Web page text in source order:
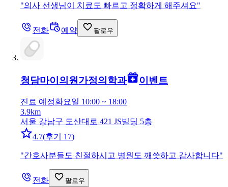
"의사 선생님이 치료도 빠르고 정확하게 해주셔요"
전화 예약 팔로우
청담마이의원가정의학과 이벤트
진료 예정화요일 10:00 ~ 18:00
3.9km
서울 강남구 도산대로 421 JS빌딩 5층
4.7(후기 17)
"간호사분들도 친절하시고 병원도 깨씃하고 감사합니다"
전화 팔로우